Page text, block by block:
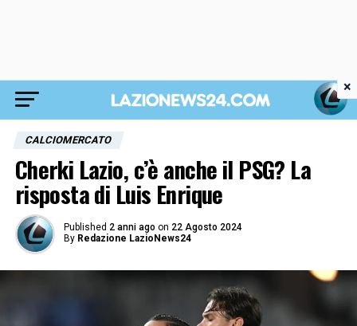
CALCIOMERCATO
Cherki Lazio, c’è anche il PSG? La
risposta di Luis Enrique
Published 2 anni ago on 22 Agosto 2024
By Redazione LazioNews24
×